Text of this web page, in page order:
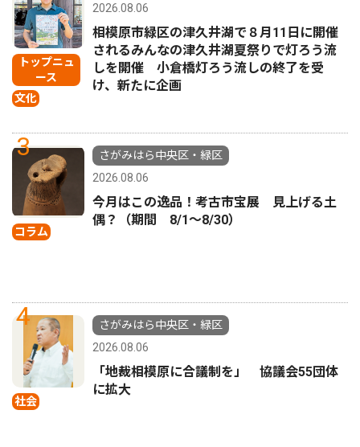
トップニュ
ース
文化
2026.08.06
相模原市緑区の津久井湖で８月11日に開催
されるみんなの津久井湖夏祭りで灯ろう流
しを開催 小倉橋灯ろう流しの終了を受
け、新たに企画
3
コラム
さがみはら中央区・緑区
2026.08.06
今月はこの逸品！考古市宝展 見上げる土
偶？（期間 8/1〜8/30）
4
社会
さがみはら中央区・緑区
2026.08.06
「地裁相模原に合議制を」 協議会55団体
に拡大